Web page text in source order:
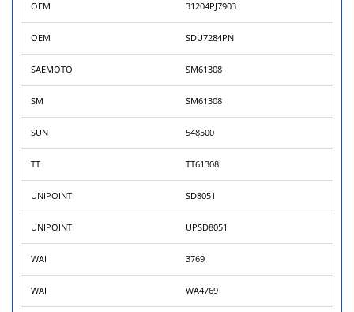
OEM 31204PJ7903
OEM SDU7284PN
SAEMOTO SM61308
SM SM61308
SUN 548500
TT TT61308
UNIPOINT SD8051
UNIPOINT UPSD8051
WAI 3769
WAI WA4769